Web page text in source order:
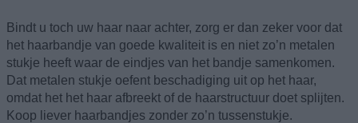
Bindt u toch uw haar naar achter, zorg er dan zeker voor dat
het haarbandje van goede kwaliteit is en niet zo’n metalen
stukje heeft waar de eindjes van het bandje samenkomen.
Dat metalen stukje oefent beschadiging uit op het haar,
omdat het het haar afbreekt of de haarstructuur doet splijten.
Koop liever haarbandjes zonder zo’n tussenstukje.